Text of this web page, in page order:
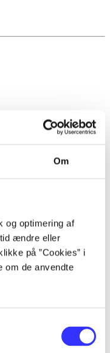
Om
og optimering af
ændre eller
på ”Cookies” i
om de anvendte